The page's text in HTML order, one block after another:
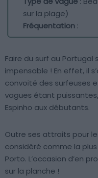
sur la plage)
Fréquentation :
Faire du surf au Portugal
impensable ! En effet, il
convoité des surfeuses
vagues étant
Espinho aux débutants.
Outre ses attraits pour
considéré comme la plus
Porto. L’occasion d’en
sur la planche !